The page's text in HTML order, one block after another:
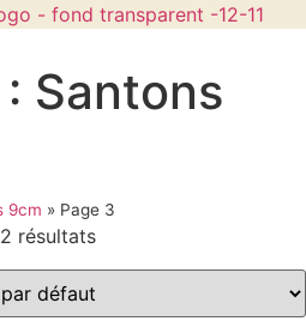
Santons
9cm » Page 3
résultats